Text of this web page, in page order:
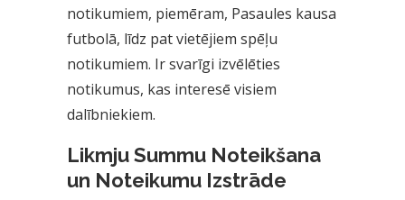
notikumiem, piemēram, Pasaules kausa
futbolā, līdz pat vietējiem spēļu
notikumiem. Ir svarīgi izvēlēties
notikumus, kas interesē visiem
dalībniekiem.
Likmju Summu Noteikšana
un Noteikumu Izstrāde